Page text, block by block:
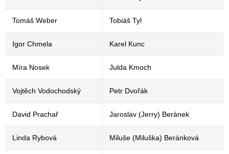
Tomáš Weber Tobiáš Tyl
Igor Chmela Karel Kunc
Míra Nosek Julda Kmoch
Vojtěch Vodochodský Petr Dvořák
David Prachař Jaroslav (Jerry) Beránek
Linda Rybová Miluše (Miluška) Beránková